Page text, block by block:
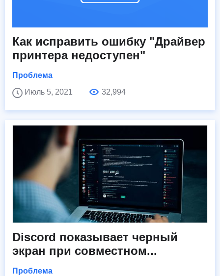
Как исправить ошибку "Драйвер
принтера недоступен"
Проблема
Июль 5, 2021
32,994
Discord показывает черный
экран при совместном...
Проблема